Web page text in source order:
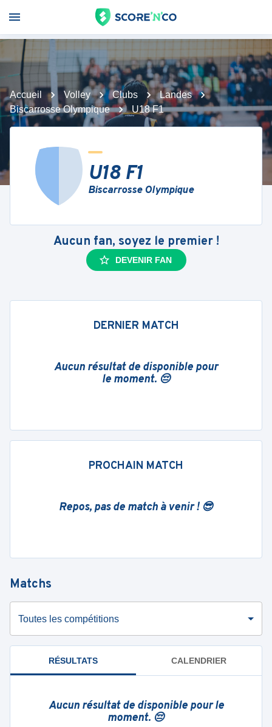
Accueil Volley Clubs
Landes
Biscarrosse Olympique
U18 F1
U18 F1
Biscarrosse Olympique
Aucun fan, soyez le premier !
DEVENIR FAN
DERNIER MATCH
Aucun résultat de disponible pour
le moment. 😔
PROCHAIN MATCH
Repos, pas de match à venir ! 😎
Matchs
Toutes les compétitions
RÉSULTATS CALENDRIER
Aucun résultat de disponible pour le
moment. 😔